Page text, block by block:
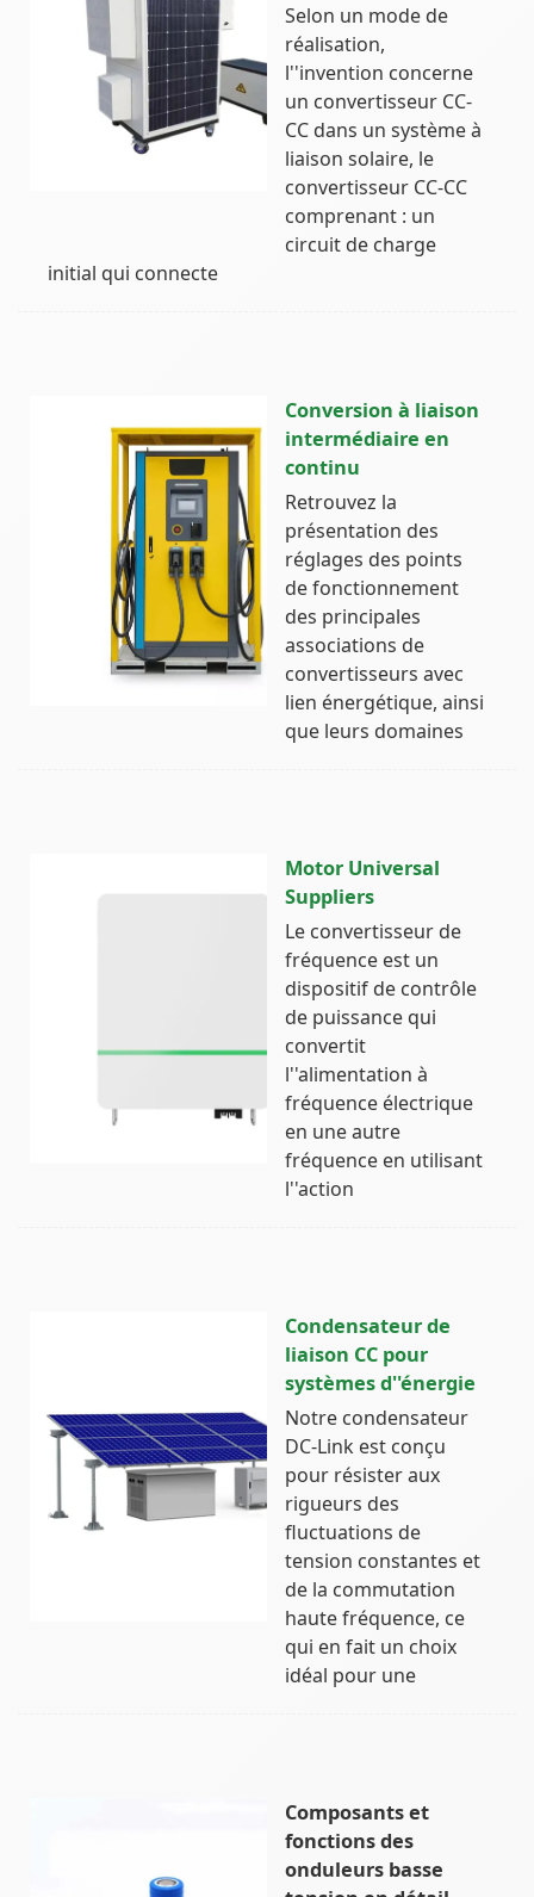
Selon un mode de
réalisation,
l''invention concerne
un convertisseur CC-
CC dans un système à
liaison solaire, le
convertisseur CC-CC
comprenant : un
circuit de charge
initial qui connecte
Conversion à liaison
intermédiaire en
continu
Retrouvez la
présentation des
réglages des points
de fonctionnement
des principales
associations de
convertisseurs avec
lien énergétique, ainsi
que leurs domaines
Motor Universal
Suppliers
Le convertisseur de
fréquence est un
dispositif de contrôle
de puissance qui
convertit
l''alimentation à
fréquence électrique
en une autre
fréquence en utilisant
l''action
Condensateur de
liaison CC pour
systèmes d''énergie
Notre condensateur
DC-Link est conçu
pour résister aux
rigueurs des
fluctuations de
tension constantes et
de la commutation
haute fréquence, ce
qui en fait un choix
idéal pour une
Composants et
fonctions des
onduleurs basse